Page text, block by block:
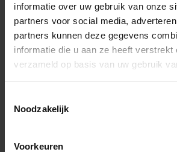
informatie over uw gebruik van onze
partners voor social media,
partners kunnen deze gegevens
informatie die u aan ze heeft verstrekt
verzameld op basis van uw gebruik
Noodzakelijk
Voorkeuren